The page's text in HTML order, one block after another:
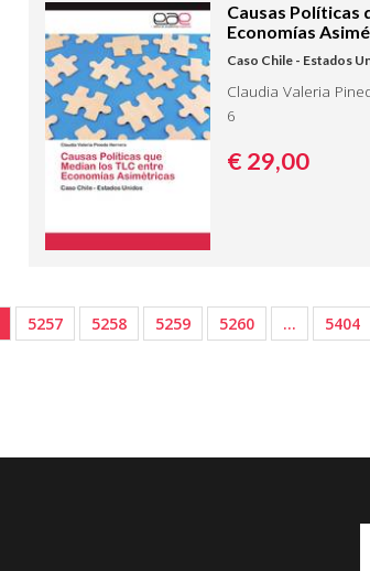
Causas Políticas
Economías
Caso Chile - Estados
Claudia Valeria
6
€ 29,00
5257 5258 5259 5260 … 5404